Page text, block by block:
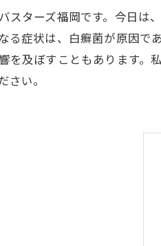
スターズ福岡です。今日は、
る症状は、白癬菌が原因で
を及ぼすこともあります。
さい。